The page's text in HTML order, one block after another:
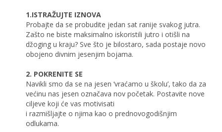
1.ISTRAŽUJTE IZNOVA
Probajte da se probudite jedan sat ranije svakog jutra.
Zašto ne biste maksimalno iskoristili jutro i otišli na
džoging u kraju? Sve što je bilostaro, sada postaje novo
obojeno divnim jesenjim bojama.
2. POKRENITE SE
Navikli smo da se na jesen ‘vraćamo u školu’, tako da za
većinu nas jesen označava nov početak. Postavite nove
ciljeve koji će vas motivisati
i razmišljajte o njima kao o prednovogodišnjim
odlukama.